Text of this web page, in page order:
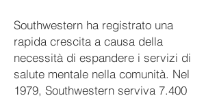
Southwestern ha registrato una
rapida crescita a causa della
necessità di espandere i servizi di
salute mentale nella comunità. Nel
1979, Southwestern serviva 7.400